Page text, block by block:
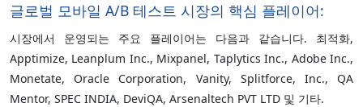
글로벌 모바일 A/B 테스트 시장의 핵심 플레이어:
시장에서 운영되는 주요 플레이어는 다음과 같습니다. 최적화,
Apptimize, Leanplum Inc., Mixpanel, Taplytics Inc., Adobe Inc.,
Monetate, Oracle Corporation, Vanity, Splitforce, Inc., QA
Mentor, SPEC INDIA, DeviQA, Arsenaltech PVT LTD 및 기타.